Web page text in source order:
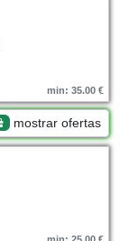
min: 35.00 €
mostrar ofertas